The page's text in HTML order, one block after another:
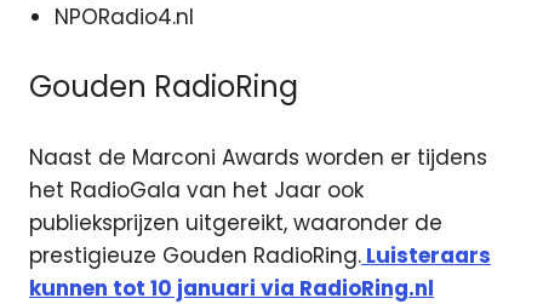
NPORadio4.nl
Gouden RadioRing
Naast de Marconi Awards worden er tijdens
het RadioGala van het Jaar ook
publieksprijzen uitgereikt, waaronder de
prestigieuze Gouden RadioRing. Luisteraars
kunnen tot 10 januari via RadioRing.nl